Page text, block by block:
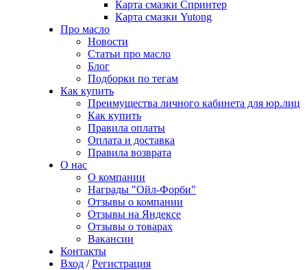
Карта смазки Спринтер
Карта смазки Yutong
Про масло
Новости
Статьи про масло
Блог
Подборки по тегам
Как купить
Преимущества личного кабинета для юр.лиц
Как купить
Правила оплаты
Оплата и доставка
Правила возврата
О нас
О компании
Награды "Ойл-Форби"
Отзывы о компании
Отзывы на Яндексе
Отзывы о товарах
Вакансии
Контакты
Вход / Регистрация